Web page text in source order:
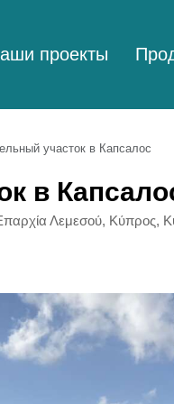
проекты
участок в Капсалос
в
Λεμεσού, Κύπρος,